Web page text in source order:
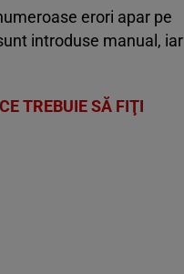
erori apar pe
introduse manual, iar
TREBUIE SĂ FIŢI